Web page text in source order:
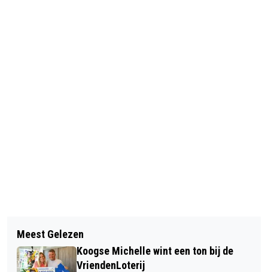
IJTUNNEL VANAF ZOMER 2027 JAAR
DICHT VOOR GROOT ONDERHOUD
RESTAURATIE GARAGE DAVIDZON IN
WESTZAAN MET CROWDFUNDING
Meest Gelezen
Koogse Michelle wint een ton bij de
VriendenLoterij